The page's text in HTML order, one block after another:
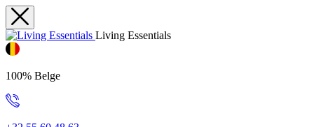
Living Essentials
100% Belge